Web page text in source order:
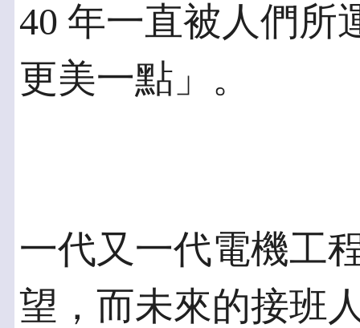
40 年一直被人們所
更美一點」。
一代又一代電機工
望，而未來的接班